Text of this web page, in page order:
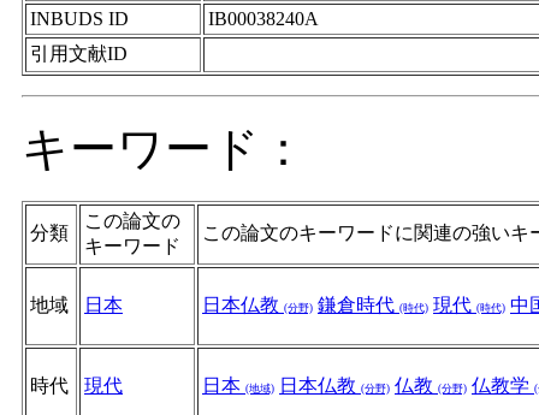
INBUDS ID
IB00038240A
引用文献ID
キーワード：
分類
この論文の
キーワード
この論文のキーワードに関連の強いキ
地域 日本 日本仏教 (分野) 鎌倉時代 (時代) 現代 (時代) 中
時代 現代 日本 (地域) 日本仏教 (分野) 仏教 (分野) 仏教学